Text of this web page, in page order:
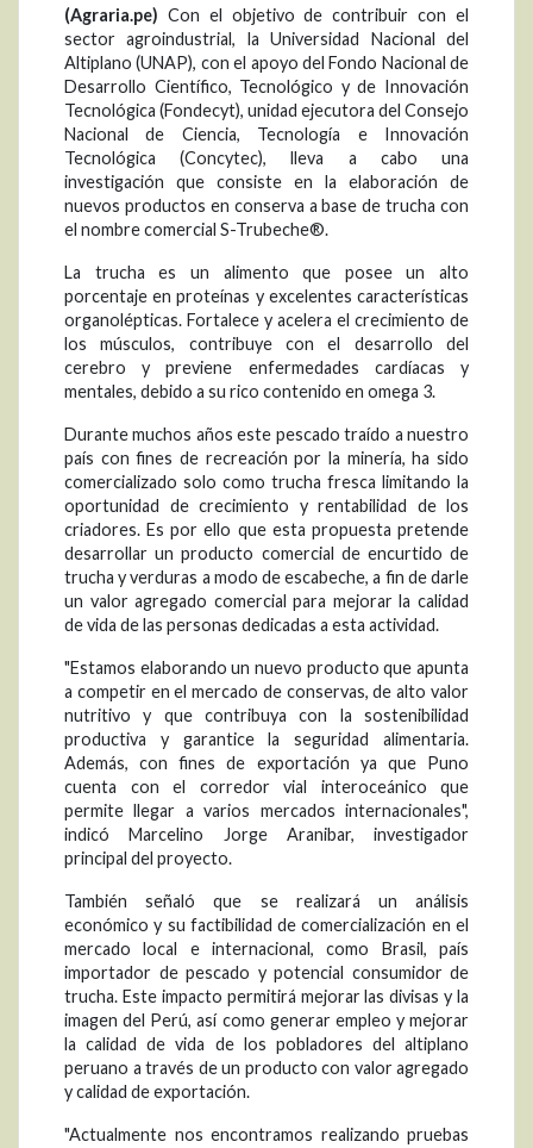
(Agraria.pe) Con el objetivo de contribuir con el
sector agroindustrial, la Universidad Nacional del
Altiplano (UNAP), con el apoyo del Fondo Nacional de
Desarrollo Científico, Tecnológico y de Innovación
Tecnológica (Fondecyt), unidad ejecutora del Consejo
Nacional de Ciencia, Tecnología e Innovación
Tecnológica (Concytec), lleva a cabo una
investigación que consiste en la elaboración de
nuevos productos en conserva a base de trucha con
el nombre comercial S-Trubeche®.
La trucha es un alimento que posee un alto
porcentaje en proteínas y excelentes características
organolépticas. Fortalece y acelera el crecimiento de
los músculos, contribuye con el desarrollo del
cerebro y previene enfermedades cardíacas y
mentales, debido a su rico contenido en omega 3.
Durante muchos años este pescado traído a nuestro
país con fines de recreación por la minería, ha sido
comercializado solo como trucha fresca limitando la
oportunidad de crecimiento y rentabilidad de los
criadores. Es por ello que esta propuesta pretende
desarrollar un producto comercial de encurtido de
trucha y verduras a modo de escabeche, a fin de darle
un valor agregado comercial para mejorar la calidad
de vida de las personas dedicadas a esta actividad.
"Estamos elaborando un nuevo producto que apunta
a competir en el mercado de conservas, de alto valor
nutritivo y que contribuya con la sostenibilidad
productiva y garantice la seguridad alimentaria.
Además, con fines de exportación ya que Puno
cuenta con el corredor vial interoceánico que
permite llegar a varios mercados internacionales",
indicó Marcelino Jorge Aranibar, investigador
principal del proyecto.
También señaló que se realizará un análisis
económico y su factibilidad de comercialización en el
mercado local e internacional, como Brasil, país
importador de pescado y potencial consumidor de
trucha. Este impacto permitirá mejorar las divisas y la
imagen del Perú, así como generar empleo y mejorar
la calidad de vida de los pobladores del altiplano
peruano a través de un producto con valor agregado
y calidad de exportación.
"Actualmente nos encontramos realizando pruebas